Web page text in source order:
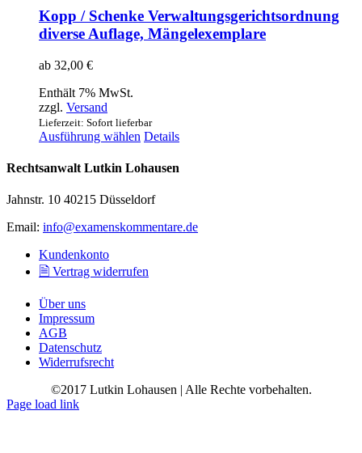
Kopp / Schenke Verwaltungsgerichtsordnung
diverse Auflage, Mängelexemplare
ab 32,00 €
Enthält 7% MwSt.
zzgl. Versand
Lieferzeit: Sofort lieferbar
Ausführung wählen Dieses
weist
Varianten
auf.
Die
Optionen
auf
der
Details
Rechtsanwalt Lutkin Lohausen
Jahnstr. 10 40215 Düsseldorf
Email: info@examenskommentare.de
Kundenkonto
🗎 Vertrag widerrufen
Über uns
Impressum
AGB
Datenschutz
Widerrufsrecht
©2017 Lutkin Lohausen | Alle Rechte vorbehalten.
Page load link